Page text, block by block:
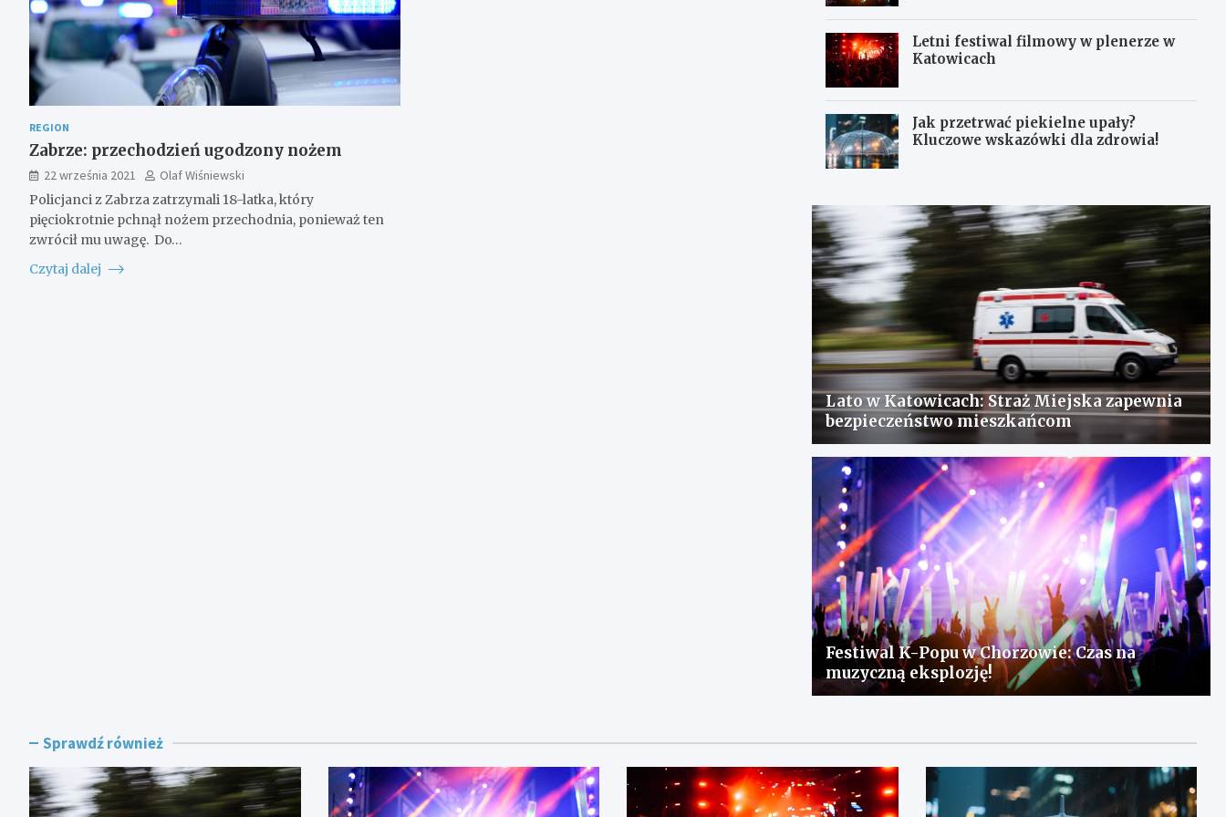
REGION
Zabrze: przechodzień ugodzony nożem
22 września 2021
Olaf Wiśniewski
Policjanci z Zabrza zatrzymali 18-latka, który
pięciokrotnie pchnął nożem przechodnia, ponieważ ten
zwrócił mu uwagę. Do…
Czytaj dalej
Letni festiwal filmowy w plenerze w
Katowicach
Jak przetrwać piekielne upały?
Kluczowe wskazówki dla zdrowia!
Lato w Katowicach: Straż Miejska zapewnia
bezpieczeństwo mieszkańcom
Festiwal K-Popu w Chorzowie: Czas na
muzyczną eksplozję!
Sprawdź również